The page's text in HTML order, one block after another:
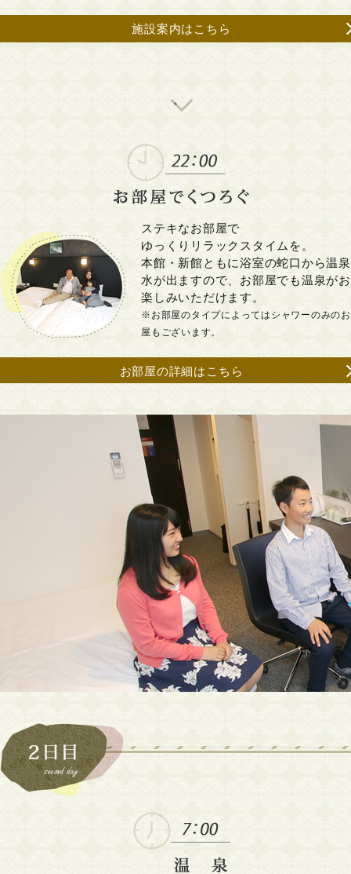
施設案内はこちら
ステキなお部屋で
ゆっくりリラックスタイムを。
本館・新館ともに浴室の蛇口から温泉
水が出ますので、お部屋でも温泉がお
楽しみいただけます。
※お部屋のタイプによってはシャワーのみの
屋もございます。
お部屋の詳細はこちら